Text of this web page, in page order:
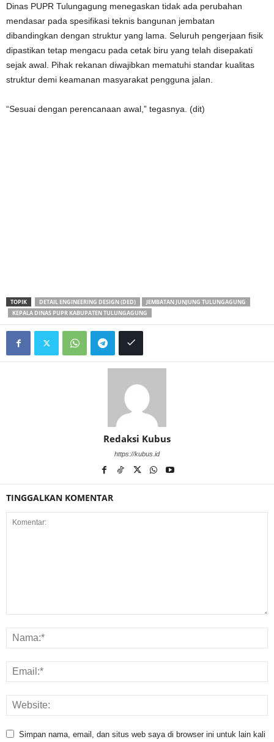
Dinas PUPR Tulungagung menegaskan tidak ada perubahan
mendasar pada spesifikasi teknis bangunan jembatan
dibandingkan dengan struktur yang lama. Seluruh pengerjaan fisik
dipastikan tetap mengacu pada cetak biru yang telah disepakati
sejak awal. Pihak rekanan diwajibkan mematuhi standar kualitas
struktur demi keamanan masyarakat pengguna jalan.
“Sesuai dengan perencanaan awal,” tegasnya. (dit)
TOPIK DETAIL ENGINEERING DESIGN (DED)
JEMBATAN JUNJUNG TULUNGAGUNG
KEPALA DINAS PUPR KABUPATEN TULUNGAGUNG
Redaksi Kubus
https://kubus.id
TINGGALKAN KOMENTAR
Simpan nama, email, dan situs web saya di browser ini untuk lain kali